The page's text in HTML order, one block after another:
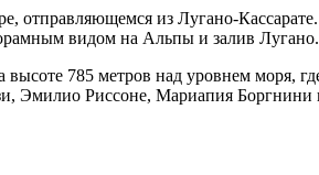
отправляющемся из Лугано-
видом на Альпы и залив Лугано.
785 метров над уровнем моря,
Эмилио Риссоне, Мариапия Боргнини